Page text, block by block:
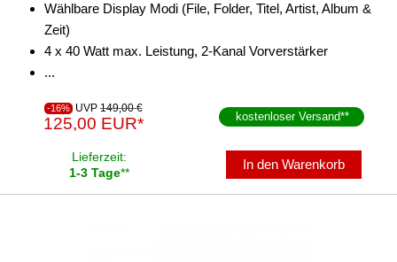
für Pontiac
für Porsche
für Ram
für Renault
für Rover
Wählbare Display Modi (File, Folder, Titel, Artist, Album &
Zeit)
4 x 40 Watt max. Leistung, 2-Kanal Vorverstärker
...
-16% UVP 149,00 €
125,00 EUR* kostenloser Versand**
Lieferzeit:
1-3 Tage**
In den Warenkorb